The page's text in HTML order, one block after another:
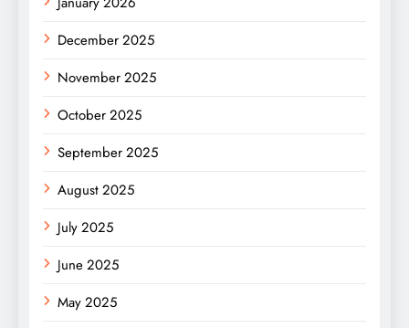
December 2025
November 2025
October 2025
September 2025
August 2025
July 2025
June 2025
May 2025